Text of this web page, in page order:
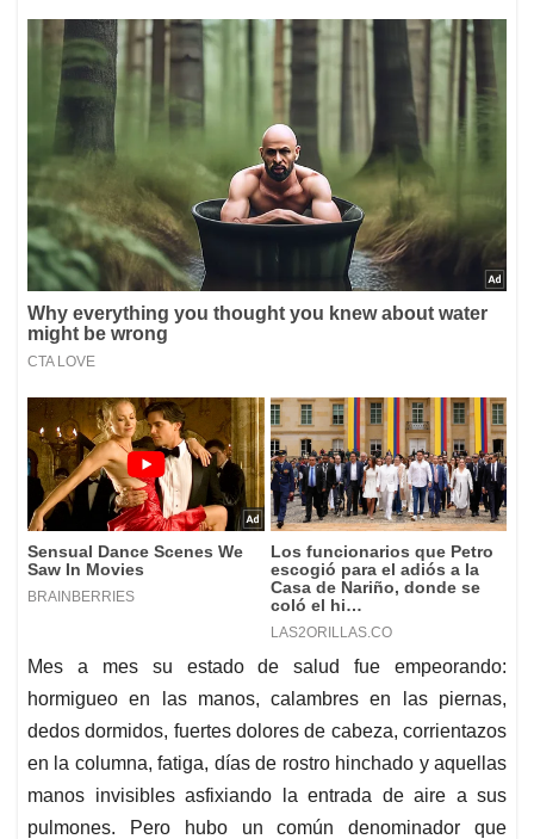
Mes a mes su estado de salud fue empeorando:
hormigueo en las manos, calambres en las piernas,
dedos dormidos, fuertes dolores de cabeza, corrientazos
en la columna, fatiga, días de rostro hinchado y aquellas
manos invisibles asfixiando la entrada de aire a sus
pulmones. Pero hubo un común denominador que